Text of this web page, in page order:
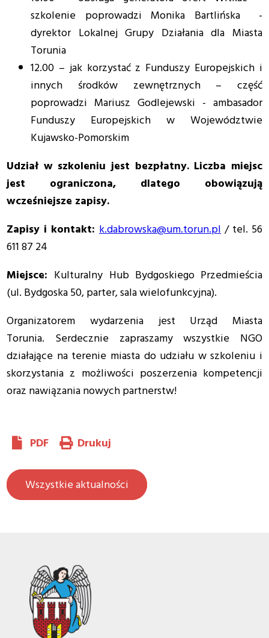
szkolenie poprowadzi Monika Bartlińska -
dyrektor Lokalnej Grupy Działania dla Miasta
Torunia
12.00 – jak korzystać z Funduszy Europejskich i
innych środków zewnętrznych – część
poprowadzi Mariusz Godlejewski - ambasador
Funduszy Europejskich w Województwie
Kujawsko-Pomorskim
Udział w szkoleniu jest bezpłatny. Liczba miejsc
jest ograniczona, dlatego obowiązują
wcześniejsze zapisy.
Zapisy i kontakt: k.dabrowska@um.torun.pl / tel. 56
611 87 24
Miejsce: Kulturalny Hub Bydgoskiego Przedmieścia
(ul. Bydgoska 50, parter, sala wielofunkcyjna).
Organizatorem wydarzenia jest Urząd Miasta
Torunia. Serdecznie zapraszamy wszystkie NGO
działające na terenie miasta do udziału w szkoleniu i
skorzystania z możliwości poszerzenia kompetencji
oraz nawiązania nowych partnerstw!
PDF Drukuj
Wszystkie aktualności